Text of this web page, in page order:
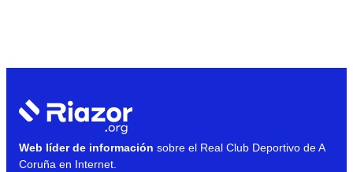
Web líder de información sobre el Real Club Deportivo de A
Coruña en Internet.